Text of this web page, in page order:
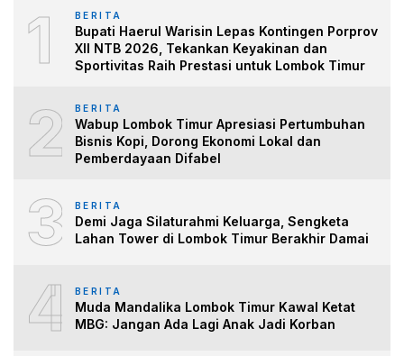
1 BERITA
Bupati Haerul Warisin Lepas Kontingen Porprov
XII NTB 2026, Tekankan Keyakinan dan
Sportivitas Raih Prestasi untuk Lombok Timur
2 BERITA
Wabup Lombok Timur Apresiasi Pertumbuhan
Bisnis Kopi, Dorong Ekonomi Lokal dan
Pemberdayaan Difabel
3 BERITA
Demi Jaga Silaturahmi Keluarga, Sengketa
Lahan Tower di Lombok Timur Berakhir Damai
4 BERITA
Muda Mandalika Lombok Timur Kawal Ketat
MBG: Jangan Ada Lagi Anak Jadi Korban